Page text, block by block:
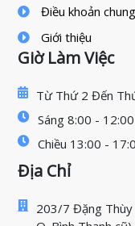
Điều khoản chung
Giới thiệu
Giờ Làm Việc
Từ Thứ 2 Đến
Sáng 8:00 - 12:00
Chiều 13:00 -
Địa Chỉ
203/7 Đặng Thùy